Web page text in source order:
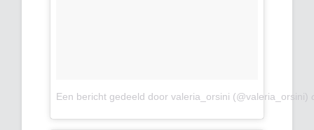
Een bericht gedeeld door valeria_orsini (@valeria_orsini)